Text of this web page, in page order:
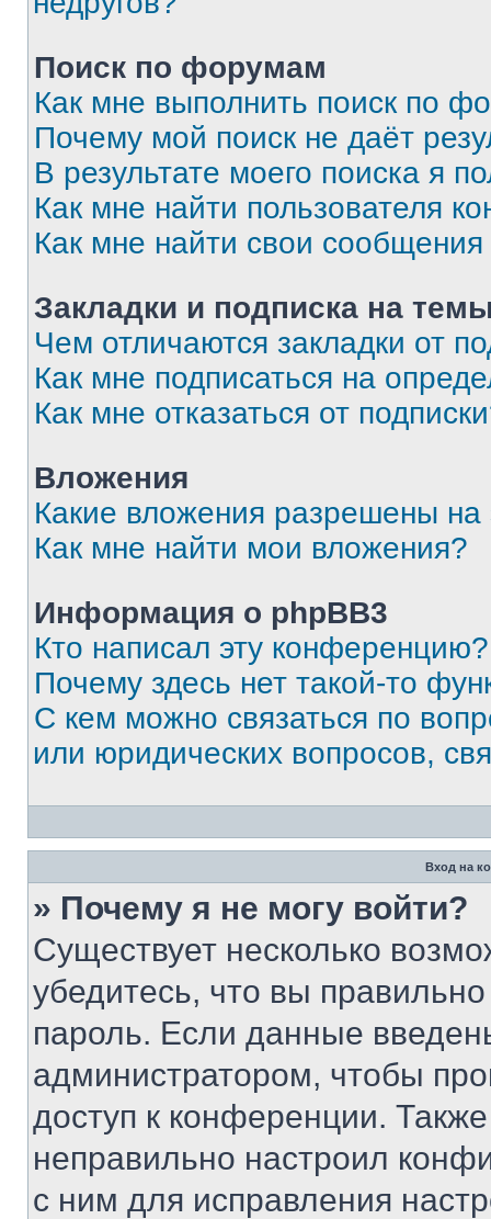
Поиск по форумам
Как мне выполнить поиск по
Почему мой поиск не даёт
В результате моего поиска я
Как мне найти пользователя
Как мне найти свои
Закладки и подписка на
Чем отличаются закладки от
Как мне подписаться на
Как мне отказаться от
Вложения
Какие вложения разрешены
Как мне найти мои вложения?
Информация о phpBB3
Кто написал эту конференцию?
Почему здесь нет такой-то
С кем можно связаться по
или юридических вопросов,
Вход на
» Почему я не могу войти?
Существует несколько
убедитесь, что вы
пароль. Если данные
администратором, чтобы
доступ к конференции.
неправильно настроил
с ним для исправления